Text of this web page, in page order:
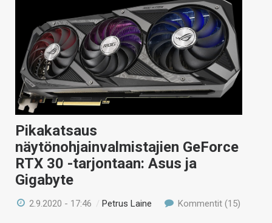
Pikakatsaus
näytönohjainvalmistajien GeForce
RTX 30 -tarjontaan: Asus ja
Gigabyte
2.9.2020 - 17:46 /Petrus Laine Kommentit (15)